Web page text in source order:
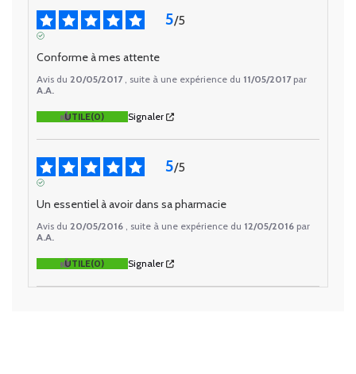
5/5
Conforme à mes attente
Avis du 20/05/2017 , suite à une expérience du 11/05/2017 par
A.A.
UTILE(0) Signaler
5/5
Un essentiel à avoir dans sa pharmacie
Avis du 20/05/2016 , suite à une expérience du 12/05/2016 par
A.A.
UTILE(0) Signaler